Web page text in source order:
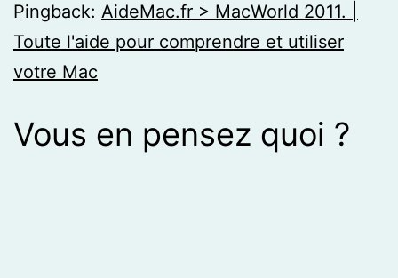
Pingback: AideMac.fr > MacWorld 2011. |
Toute l'aide pour comprendre et utiliser
votre Mac
Vous en pensez quoi ?